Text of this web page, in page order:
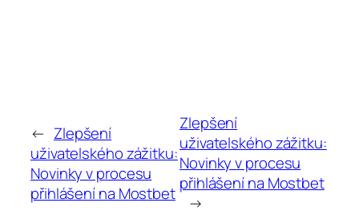
← Zlepšení
uživatelského zážitku:
Novinky v procesu
přihlášení na Mostbet
Zlepšení
uživatelského zážitku:
Novinky v procesu
přihlášení na Mostbet
→